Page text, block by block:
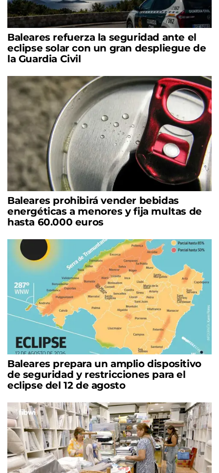
Baleares refuerza la seguridad ante el
eclipse solar con un gran despliegue de
la Guardia Civil
Baleares prohibirá vender bebidas
energéticas a menores y fija multas de
hasta 60.000 euros
Baleares prepara un amplio dispositivo
de seguridad y restricciones para el
eclipse del 12 de agosto